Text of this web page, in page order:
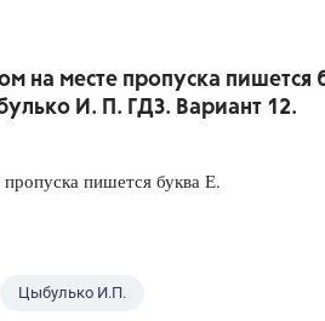
на месте пропуска пишется
И. П. ГДЗ. Вариант 12.
пишется буква Е.
Цыбулько И.П.